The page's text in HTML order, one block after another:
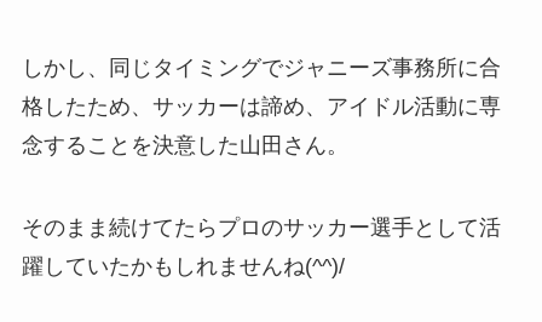
しかし、同じタイミングでジャニーズ事務所に合
格したため、サッカーは諦め、アイドル活動に専
念することを決意した山田さん。
そのまま続けてたらプロのサッカー選手として活
躍していたかもしれませんね(^^)/